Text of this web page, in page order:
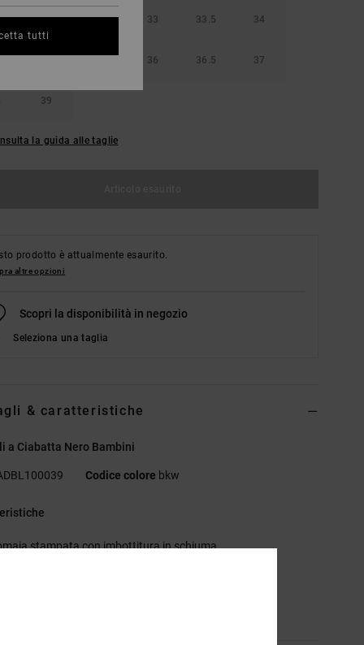
32 32.5 33 33.5 34
36 36.5 37
39
la guida alle taglie
prodotto è attualmente esaurito.
altre opzioni
Scopri la disponibilità in negozio
Seleziona una taglia
& caratteristiche
a Ciabatta Nero Bambini
Codice colore bkw
stampata con imbottitura in schiuma
tutti